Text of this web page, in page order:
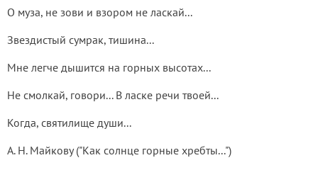
О муза, не зови и взором не ласкай...
Звездистый сумрак, тишина...
Мне легче дышится на горных высотах...
Не смолкай, говори... В ласке речи твоей...
Когда, святилище души...
А. Н. Майкову ("Как солнце горные хребты...")